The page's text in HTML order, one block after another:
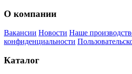
О компании
Вакансии Новости Наше
конфиденциальности
Каталог